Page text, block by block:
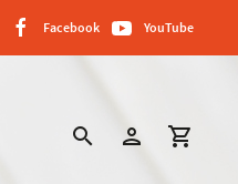
Facebook YouTube
search person shopping_cart